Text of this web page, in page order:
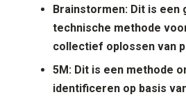
Brainstormen: Dit is
technische methode
collectief oplossen van
5M:Dit is een methode
identificeren op basis